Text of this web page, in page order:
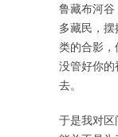
鲁藏布河谷
多藏民，
类的合影
没管好你的
去。
于是我对